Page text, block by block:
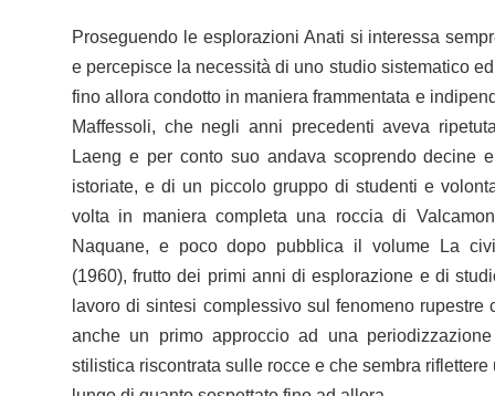
Proseguendo le esplorazioni Anati si interessa
e percepisce la necessità di uno studio sistematico
fino allora condotto in maniera frammentata e
Maffessoli, che negli anni precedenti aveva
Laeng e per conto suo andava scoprendo decine
istoriate, e di un piccolo gruppo di studenti e
volta in maniera completa una roccia di
Naquane, e poco dopo pubblica il volume La
(1960), frutto dei primi anni di esplorazione e di
lavoro di sintesi complessivo sul fenomeno rupestre
anche un primo approccio ad una
stilistica riscontrata sulle rocce e che sembra